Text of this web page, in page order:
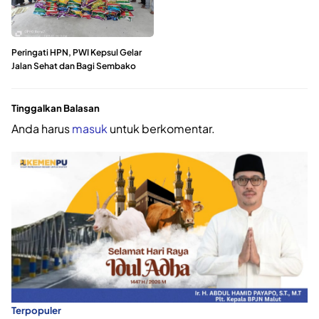
Peringati HPN, PWI Kepsul Gelar
Jalan Sehat dan Bagi Sembako
Tinggalkan Balasan
Anda harusmasukuntuk berkomentar.
Terpopuler